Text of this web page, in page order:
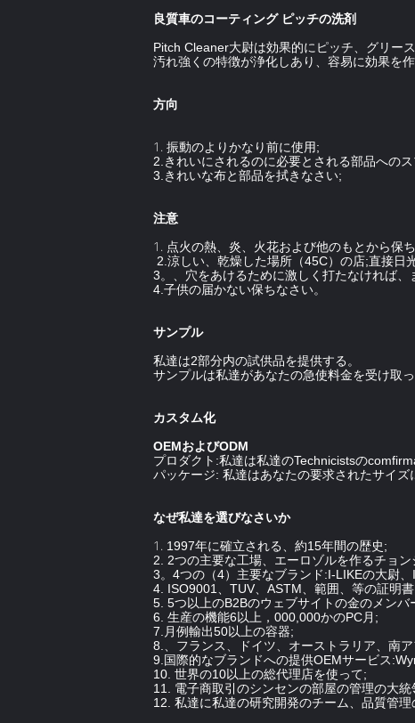
良質車のコーティング ピッチの洗剤
Pitch Cleaner大尉は効果的にピッチ、グリー
汚れ強くの特徴が浄化しあり、容易に効果を作
方向
1. 振動のよりかなり前に使用;
2.きれいにされるのに必要とされる部品への
3.きれいな布と部品を拭きなさい;
注意
1. 点火の熱、炎、火花および他のもとから保ち
2.涼しい、乾燥した場所（45C）の店;直接日
3。、穴をあけるために激しく打たなければ、
4.子供の届かない保ちなさい。
サンプル
私達は2部分内の試供品を提供する。
サンプルは私達があなたの急使料金を受け取
カスタム化
OEMおよびODM
プロダクト:私達は私達のTechnicistsの
パッケージ: 私達はあなたの要求されたサイズ
なぜ私達を選びなさいか
1. 1997年に確立される、約15年間の歴史;
2. 2つの主要な工場、エーロゾルを作るチョ
3。4つの（4）主要なブランド:I-LIKEの大尉
4. ISO9001、TUV、ASTM、範囲、等の証明
5. 5つ以上のB2Bのウェブサイトの金のメン
6. 生産の機能6以上，000,000かのPC月;
7.月例輸出50以上の容器;
8.、フランス、ドイツ、オーストラリア、南
9.国際的なブランドへの提供OEMサービス
10. 世界の10以上の総代理店を使って;
11. 電子商取引のシンセンの部屋の管理の大統
12. 私達に私達の研究開発のチーム、品質管